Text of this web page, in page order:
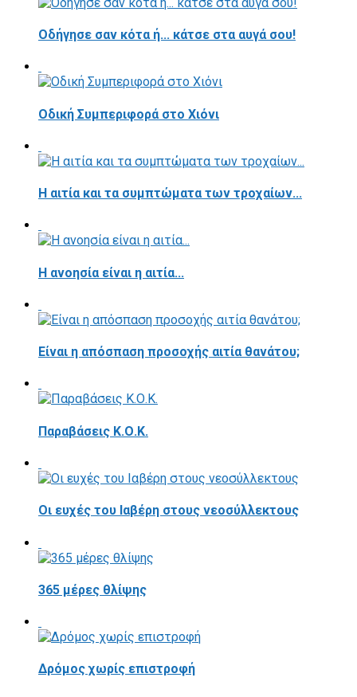
Οδήγησε σαν κότα ή... κάτσε στα αυγά σου!
Οδική Συμπεριφορά στο Χιόνι
Η αιτία και τα συμπτώματα των τροχαίων...
Η ανοησία είναι η αιτία...
Είναι η απόσπαση προσοχής αιτία θανάτου;
Παραβάσεις Κ.Ο.Κ.
Οι ευχές του Ιαβέρη στους νεοσύλλεκτους
365 μέρες θλίψης
Δρόμος χωρίς επιστροφή